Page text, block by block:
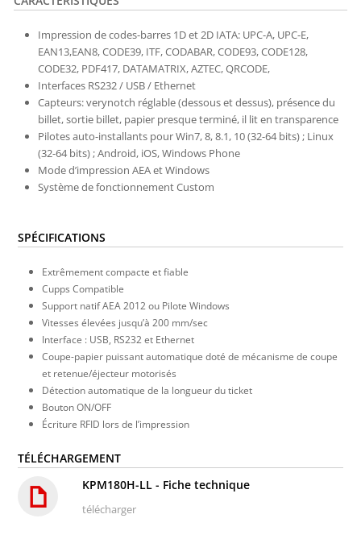
Impression de codes-barres 1D et 2D IATA: UPC-A, UPC-E,
EAN13,EAN8, CODE39, ITF, CODABAR, CODE93, CODE128,
CODE32, PDF417, DATAMATRIX, AZTEC, QRCODE,
Interfaces RS232 / USB / Ethernet
Capteurs: verynotch réglable (dessous et dessus), présence du
billet, sortie billet, papier presque terminé, il lit en transparence
Pilotes auto-installants pour Win7, 8, 8.1, 10 (32-64 bits) ; Linux
(32-64 bits) ; Android, iOS, Windows Phone
Mode d’impression AEA et Windows
Système de fonctionnement Custom
SPÉCIFICATIONS
Extrêmement compacte et fiable
Cupps Compatible
Support natif AEA 2012 ou Pilote Windows
Vitesses élevées jusqu’à 200 mm/sec
Interface : USB, RS232 et Ethernet
Coupe-papier puissant automatique doté de mécanisme de coupe
et retenue/éjecteur motorisés
Détection automatique de la longueur du ticket
Bouton ON/OFF
Écriture RFID lors de l’impression
TÉLÉCHARGEMENT
KPM180H-LL - Fiche technique
télécharger